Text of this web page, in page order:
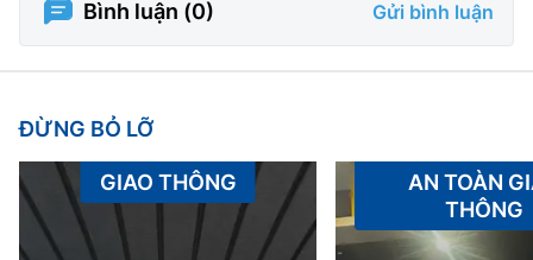
Bình luận (0) Gửi bình luận
ĐỪNG BỎ LỠ
GIAO THÔNG
AN TOÀN
THÔNG